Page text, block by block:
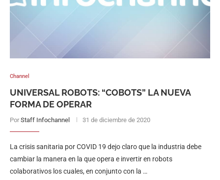
Channel
UNIVERSAL ROBOTS: “COBOTS” LA NUEVA
FORMA DE OPERAR
Por Staff Infochannel 31 de diciembre de 2020
La crisis sanitaria por COVID 19 dejo claro que la industria debe
cambiar la manera en la que opera e invertir en robots
colaborativos los cuales, en conjunto con la …